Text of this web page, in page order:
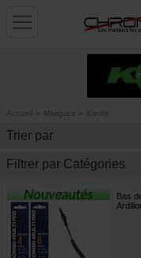
Accueil Marques Korda
Trier par
Filtrer par Catégories
Bas